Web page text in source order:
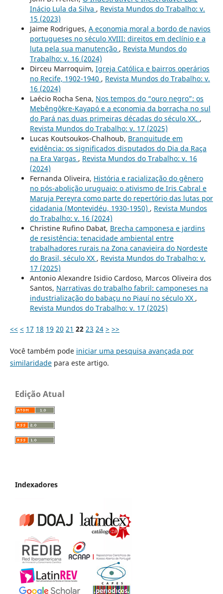
Inácio Lula da Silva , Revista Mundos do Trabalho: v.
15 (2023)
Jaime Rodrigues, A economia moral a bordo de navios
portugueses no século XVIII: direitos em declínio e a
luta pela sua manutenção , Revista Mundos do
Trabalho: v. 16 (2024)
Dirceu Marroquim, Igreja Católica e bairros operários
no Recife, 1902-1940 , Revista Mundos do Trabalho: v.
16 (2024)
Laécio Rocha Sena, Nos tempos do “ouro negro”: os
Mebêngôkre-Kayapó e a economia da borracha no sul
do Pará nas duas primeiras décadas do século XX. ,
Revista Mundos do Trabalho: v. 17 (2025)
Lucas Koutsoukos-Chalhoub, Branquitude em
evidência: os significados disputados do Dia da Raça
na Era Vargas , Revista Mundos do Trabalho: v. 16
(2024)
Fernanda Oliveira, História e racialização do gênero
no pós-abolição uruguaio: o ativismo de Iris Cabral e
Maruja Pereyra como parte do repertório das lutas por
cidadania (Montevidéu, 1930-1950) , Revista Mundos
do Trabalho: v. 16 (2024)
Christine Rufino Dabat, Brecha camponesa e jardins
de resistência: tenacidade ambiental entre
trabalhadores rurais na Zona canavieira do Nordeste
do Brasil, século XX , Revista Mundos do Trabalho: v.
17 (2025)
Antonio Alexandre Isidio Cardoso, Marcos Oliveira dos
Santos, Narrativas do trabalho fabril: camponeses na
industrialização do babaçu no Piauí no século XX ,
Revista Mundos do Trabalho: v. 17 (2025)
<< < 17 18 19 20 21 22 23 24 > >>
Você também pode iniciar uma pesquisa avançada por
similaridadepara este artigo.
Edição Atual
Indexadores